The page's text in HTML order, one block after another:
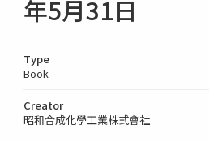
年5月31日
Type
Book
Creator
昭和合成化學工業株式會社